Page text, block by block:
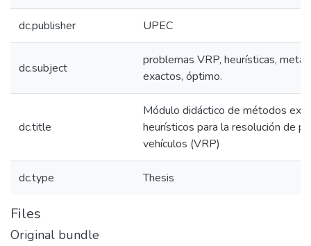
dc.publisher UPEC
dc.subject
problemas VRP, heurísticas, meta
exactos, óptimo.
dc.title
Módulo didáctico de métodos
heurísticos para la resolución de
vehículos (VRP)
dc.type Thesis
Files
Original bundle